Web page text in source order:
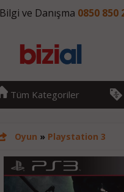
Bilgi ve Danışma 0850 850
Tüm Kategoriler
Oyun » Playstation 3